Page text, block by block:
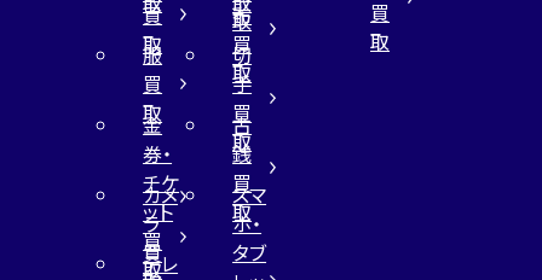
取
買
取
布
買
取
服
買
取
切
手
買
取
金
券・
チケ
ット
買
取
古
銭
買
取
カメ
ラ
買
スマ
ホ・
タブ
テレ
買
取